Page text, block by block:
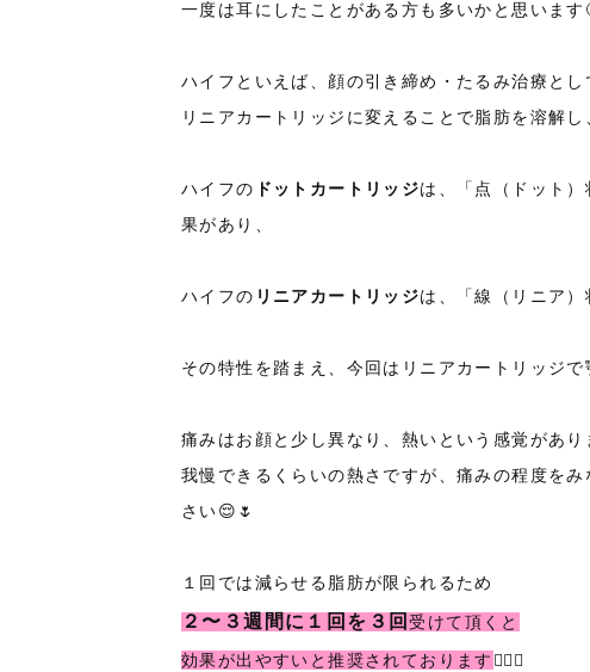
一度は耳にしたことがある方も多いかと思います
ハイフといえば、顔の引き締め・たるみ治療と
リニアカートリッジに変えることで脂肪を溶解し
ハイフの ドットカートリッジは、「点（ドット
果があり、
ハイフの リニアカートリッジは、「線（リニア）
その特性を踏まえ、今回はリニアカートリッジ
痛みはお顔と少し異なり、熱いという感覚があり
我慢できるくらいの熱さですが、痛みの程度を
さい😌🌷
１回では減らせる脂肪が限られるため
２〜３週間に１回を３回受けて頂くと
効果が出やすいと推奨されております ☝🏼✨